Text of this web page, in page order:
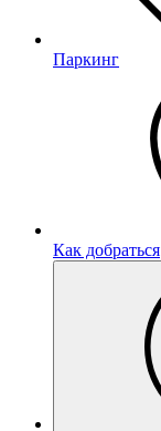
Паркинг
Как добраться